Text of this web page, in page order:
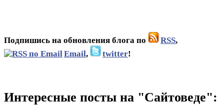
Подпишись на обновления блога по RSS,
Email, twitter!
Интересные посты на "Сайтоведе":